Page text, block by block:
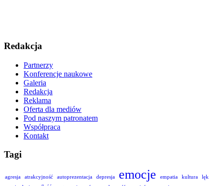
Redakcja
Partnerzy
Konferencje naukowe
Galeria
Redakcja
Reklama
Oferta dla mediów
Pod naszym patronatem
Współpraca
Kontakt
Tagi
agresja atrakcyjność autoprezentacja depresja emocje empatia kultura
lęk